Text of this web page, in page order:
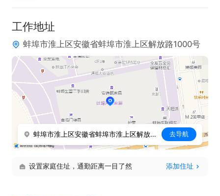
工作地址
蚌埠市淮上区安徽省蚌埠市淮上区解放路1000号
蚌埠市淮上区安徽省蚌埠市淮上区解放路1000号 去导航
设置家庭住址，通勤距离一目了然 添加住址